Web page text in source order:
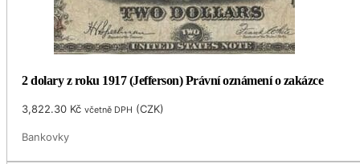
2 dolary z roku 1917 (Jefferson) Právní oznámení o zakázce
3,822.30 Kč včetně DPH (CZK)
Bankovky